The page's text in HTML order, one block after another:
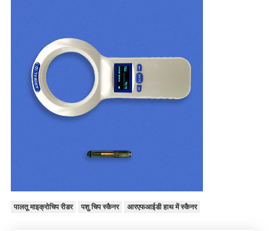
पालतू माइक्रोचिप रीडर पशु चिप स्कैनर आरएफआईडी हाथ में स्कैनर